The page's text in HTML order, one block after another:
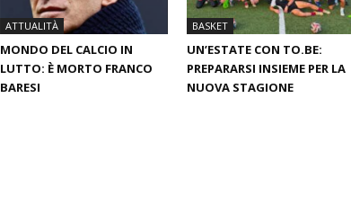
ATTUALITÀ
MONDO DEL CALCIO IN
LUTTO: È MORTO FRANCO
BARESI
BASKET
UN’ESTATE CON TO.BE:
PREPARARSI INSIEME PER LA
NUOVA STAGIONE